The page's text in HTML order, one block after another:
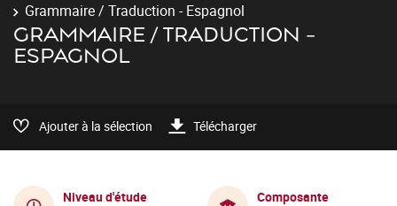
Grammaire / Traduction - Espagnol
GRAMMAIRE / TRADUCTION -
ESPAGNOL
Ajouter à la sélection Télécharger
Niveau d'étude
Composante